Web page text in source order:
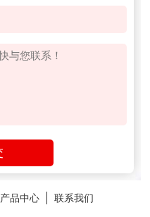
产品中心 联系我们